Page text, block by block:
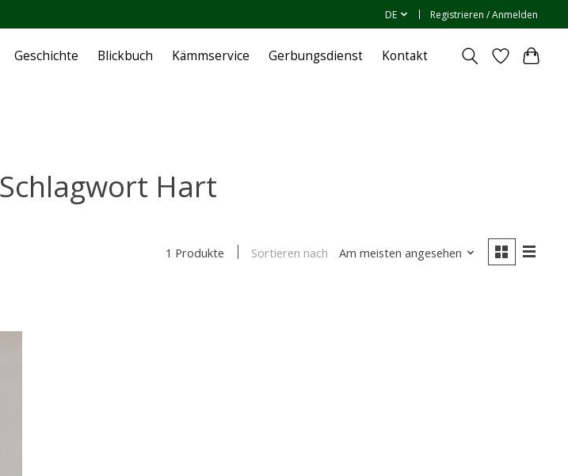
DE Registrieren / Anmelden
Geschichte Blickbuch Kämmservice Gerbungsdienst Kontakt
Hart
1 Produkte Sortieren nach Am meisten angesehen